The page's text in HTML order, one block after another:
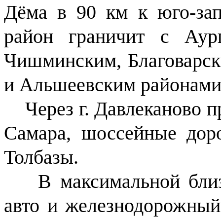
Дёма в 90 км к юго-
район граничит с
Чишминским,
и Альшеевским
Через г. Давлеканово
Cамара, шоссейные
Толбазы.
В максимальной
авто и